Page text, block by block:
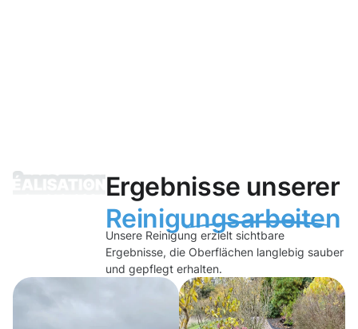
Ergebnisse unserer
Reinigungsarbeiten
Unsere Reinigung erzielt sichtbare
Ergebnisse, die Oberflächen langlebig sauber
und gepflegt erhalten.